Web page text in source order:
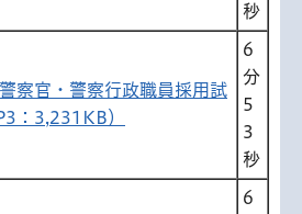
秒
察官・警察行政職員採用試
：3,231KB）
6
分
5
3
秒
6